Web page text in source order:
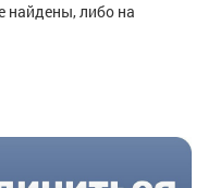
найдены, либо на